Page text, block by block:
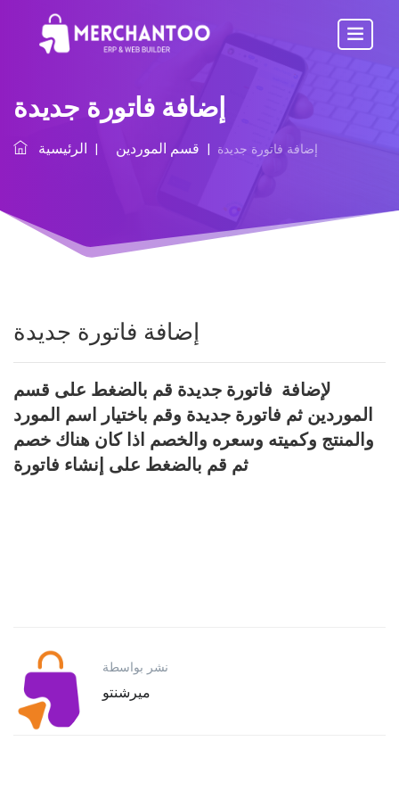
إضافة فاتورة جديدة
الرئيسية | قسم الموردين | إضافة فاتورة جديدة
إضافة فاتورة جديدة
لإضافة فاتورة جديدة قم بالضغط على قسم
الموردين ثم فاتورة جديدة وقم باختيار اسم المورد
والمنتج وكميته وسعره والخصم اذا كان هناك خصم
ثم قم بالضغط على إنشاء فاتورة
نشر بواسطة
ميرشنتو